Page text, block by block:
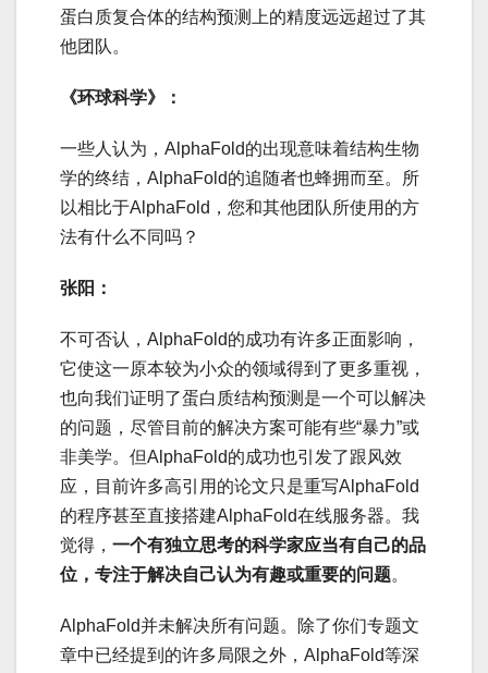
蛋白质复合体的结构预测上的精度远远超过了其
他团队。
《环球科学》：
一些人认为，AlphaFold的出现意味着结构生物
学的终结，AlphaFold的追随者也蜂拥而至。所
以相比于AlphaFold，您和其他团队所使用的方
法有什么不同吗？
张阳：
不可否认，AlphaFold的成功有许多正面影响，
它使这一原本较为小众的领域得到了更多重视，
也向我们证明了蛋白质结构预测是一个可以解决
的问题，尽管目前的解决方案可能有些“暴力”或
非美学。但AlphaFold的成功也引发了跟风效
应，目前许多高引用的论文只是重写AlphaFold
的程序甚至直接搭建AlphaFold在线服务器。我
觉得， 一个有独立思考的科学家应当有自己的品
位，专注于解决自己认为有趣或重要的问题。
AlphaFold并未解决所有问题。除了你们专题文
章中已经提到的许多局限之外，AlphaFold等深